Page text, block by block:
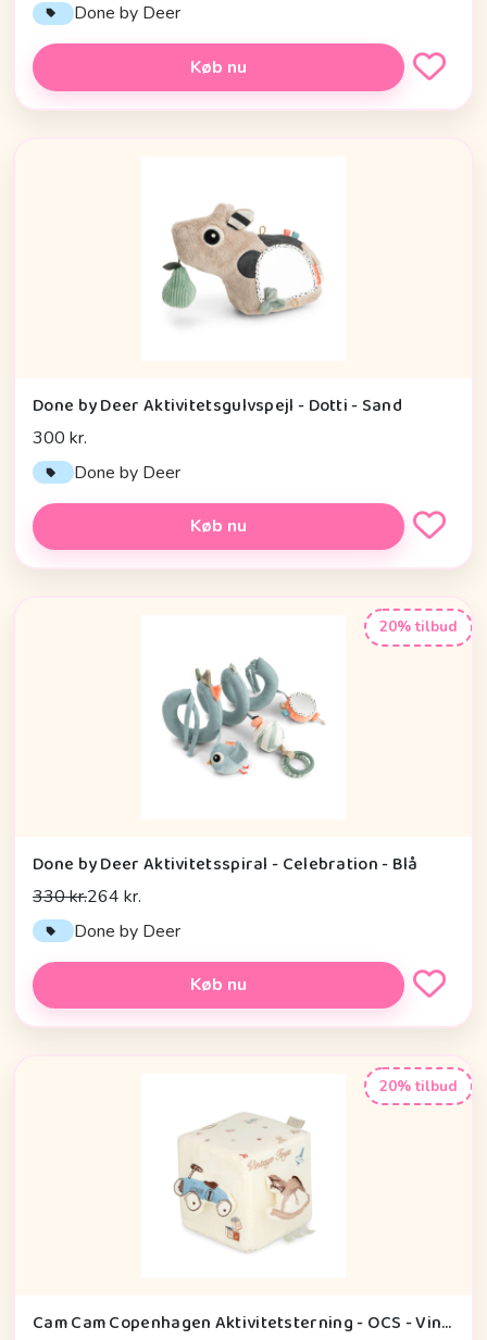
Done by Deer
Køb nu
Done by Deer Aktivitetsgulvspejl - Dotti - Sand
300 kr.
Done by Deer
Køb nu
20% tilbud
Done by Deer Aktivitetsspiral - Celebration - Blå
330 kr.264 kr.
Done by Deer
Køb nu
20% tilbud
Cam Cam Copenhagen Aktivitetsterning - OCS - Vintage Toys